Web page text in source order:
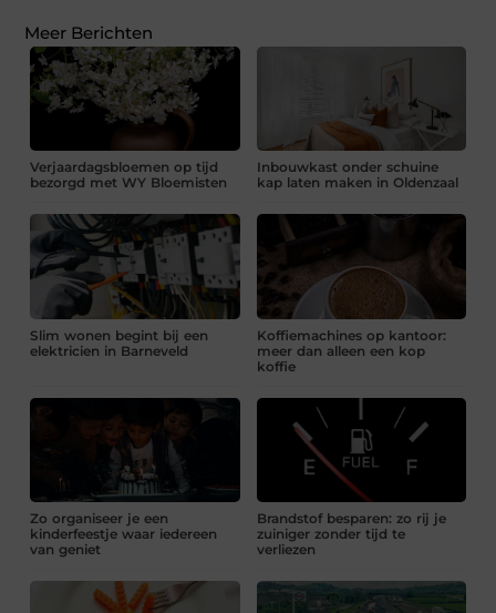
Meer Berichten
Verjaardagsbloemen op tijd
bezorgd met WY Bloemisten
Inbouwkast onder schuine
kap laten maken in Oldenzaal
Slim wonen begint bij een
elektricien in Barneveld
Koffiemachines op kantoor:
meer dan alleen een kop
koffie
Zo organiseer je een
kinderfeestje waar iedereen
van geniet
Brandstof besparen: zo rij je
zuiniger zonder tijd te
verliezen